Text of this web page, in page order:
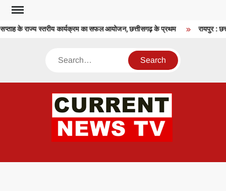
Skip
contentके राज्य स्तरीय कार्यक्रम का सफल आयोजन, छत्तीसगढ़ के प्रथम रायपुर :
Search